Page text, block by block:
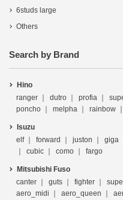
6studs large
Others
Search by Brand
Hino
ranger
dutro profia
poncho
melpha rainbow
Isuzu
elf
forward juston giga
cubic
como fargo
Mitsubishi Fuso
canter
guts fighter
aero_midi
aero_queen